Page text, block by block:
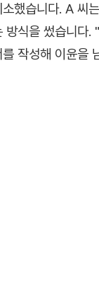
했습니다. A 씨
방식을 썼습니다
작성해 이윤을